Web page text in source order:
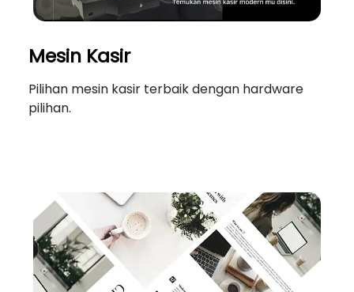
Mesin Kasir
Pilihan mesin kasir terbaik dengan hardware
pilihan.